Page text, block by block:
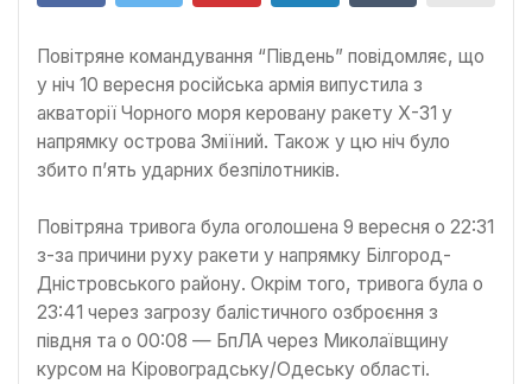
Повітряне командування “Південь” повідомляє, що
у ніч 10 вересня російська армія випустила з
акваторії Чорного моря керовану ракету Х-31 у
напрямку острова Зміїний. Також у цю ніч було
збито п’ять ударних безпілотників.
Повітряна тривога була оголошена 9 вересня о 22:31
з-за причини руху ракети у напрямку Білгород-
Дністровського району. Окрім того, тривога була о
23:41 через загрозу балістичного озброєння з
півдня та о 00:08 — БпЛА через Миколаївщину
курсом на Кіровоградську/Одеську області.